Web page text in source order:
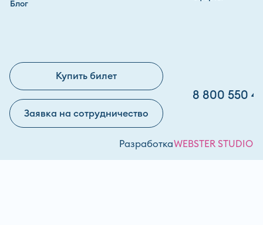
Блог
Купить билет
Заявка на сотрудничество
8 800 550
РазработкаWEBSTER STUDIO